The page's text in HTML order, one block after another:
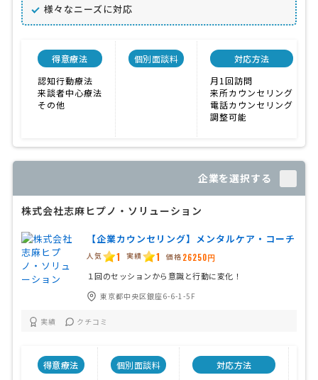
様々なニーズに対応
得意療法
認知行動療法
来談者中心療法
その他
個別面談料
対応方法
月1回訪問
来所カウンセリング
電話カウンセリング
調整可能
企業を選択する
株式会社志麻ヒプノ・ソリューション
【企業カウンセリング】メンタルケア・コーチ
人気 1 実績 1 価格 26250円
１回のセッションから意識と行動に変化！
東京都中央区銀座6-6-1-5F
実績 クチコミ
得意療法
個別面談料
対応方法